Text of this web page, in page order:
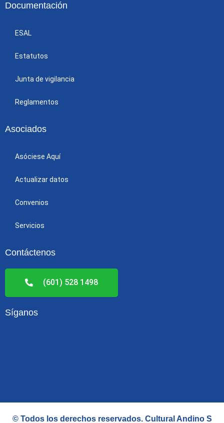
Documentación
ESAL
Estatutos
Junta de vigilancia
Reglamentos
Asociados
Asóciese Aquí
Actualizar datos
Convenios
Servicios
Contáctenos
(601) 528 1498
Síganos
e k
© Todos los derechos reservados. Cultural Andino S